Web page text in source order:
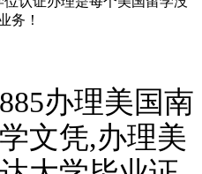
务！
办理美国南
文凭,办理美